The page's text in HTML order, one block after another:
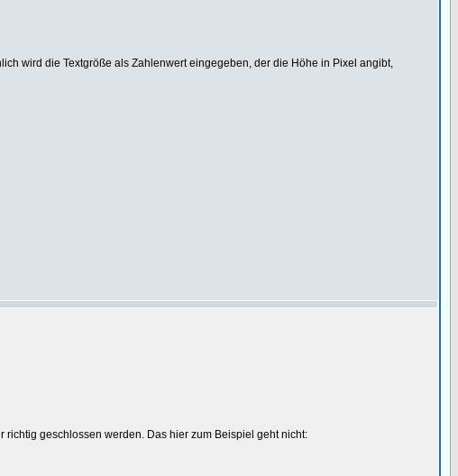
wird die Textgröße als Zahlenwert eingegeben, der die Höhe in Pixel angibt,
richtig geschlossen werden. Das hier zum Beispiel geht nicht: